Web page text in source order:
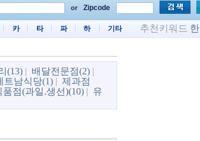
or Zipcode
카 타 파 하 기타 추천키워드
(13) | 배달전문점(2) |
트남식당(1) | 제과점
품점(과일.생선)(10) | 유